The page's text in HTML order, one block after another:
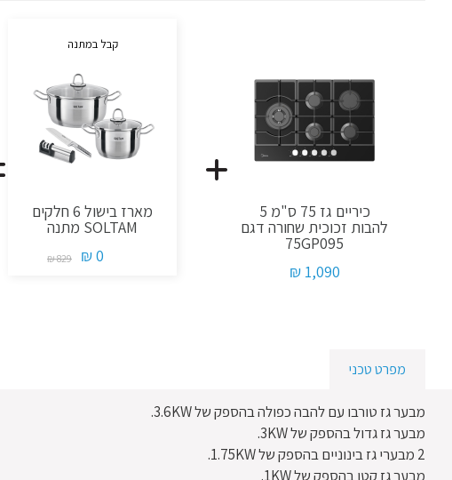
כיריים גז 75 ס"מ 5
להבות זכוכית שחורה דגם
75GP095
1,090 ₪
קבל במתנה
מארז בישול 6 חלקים
SOLTAM מתנה
0 ₪
829 ₪
מפרט טכני
מבער גז טורבו עם להבה כפולה בהספק של 3.6KW.
מבער גז גדול בהספק של 3KW.
2 מבערי גז בינוניים בהספק של 1.75KW.
מבער גז קטן בהספק של 1KW.